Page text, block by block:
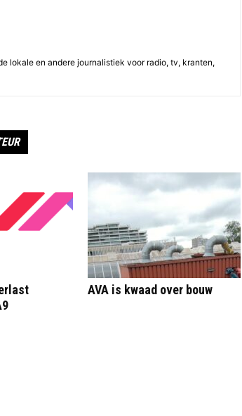
lokale en andere journalistiek voor radio, tv, kranten,
AVA is kwaad over bouw